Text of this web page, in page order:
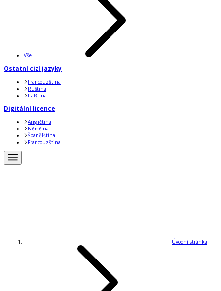
Vše
Ostatní cizí jazyky
Francouzština
Ruština
Italština
Digitální licence
Angličtina
Němčina
Španělština
Francouzština
Úvodní stránka